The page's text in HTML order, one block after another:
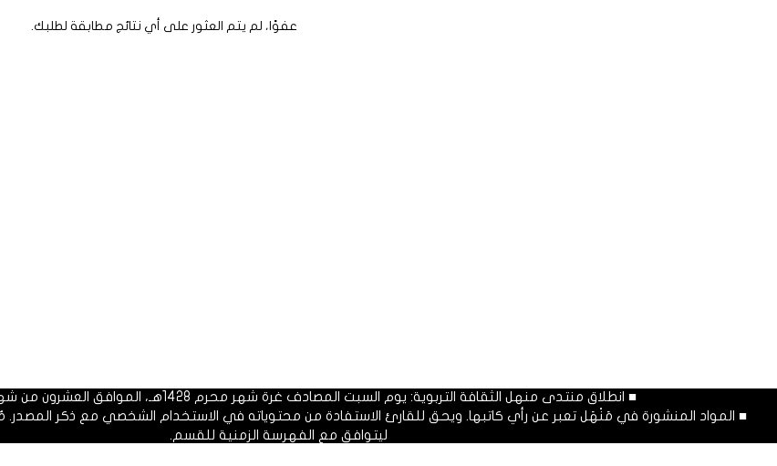
عفوًا، لم يتم العثور على أي نتائج مطابقة لطلبك.
■ انطلاق منتدى منهل الثقافة التربوية: يوم السبت المصادف غرة شهر محرم 1428هـ، الموافق العشرون من شهر يناير 2007م.
■ المواد المنشورة في مَنْهَل تعبر عن رأي كاتبها. ويحق للقارئ الاستفادة من محتوياته في الاستخدام الشخصي مع ذكر المصدر.
ليتوافق مع الفهرسة الزمنية للقسم.